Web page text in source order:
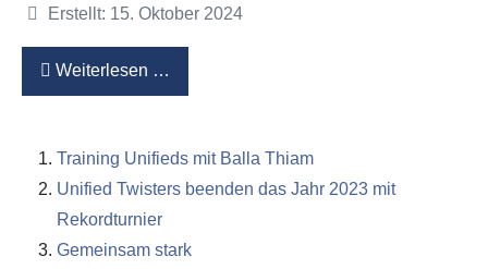
Details
Erstellt: 15. Oktober 2024
Weiterlesen …
Training Unifieds mit Balla Thiam
Unified Twisters beenden das Jahr 2023 mit
Rekordturnier
Gemeinsam stark